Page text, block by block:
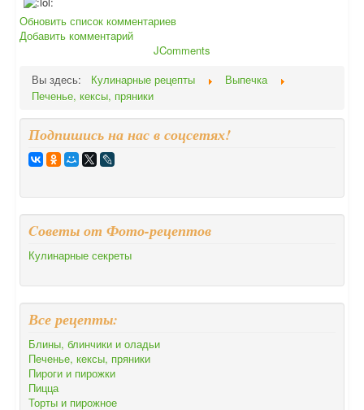
Обновить список комментариев
Добавить комментарий
JComments
Вы здесь:
Кулинарные рецепты
Выпечка
Печенье, кексы, пряники
Подпишись на нас в соцсетях!
Cоветы от Фото-рецептов
Кулинарные секреты
Все рецепты:
Блины, блинчики и оладьи
Печенье, кексы, пряники
Пироги и пирожки
Пицца
Торты и пирожное